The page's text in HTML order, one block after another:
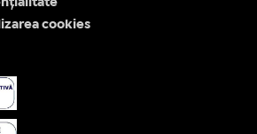
cookies